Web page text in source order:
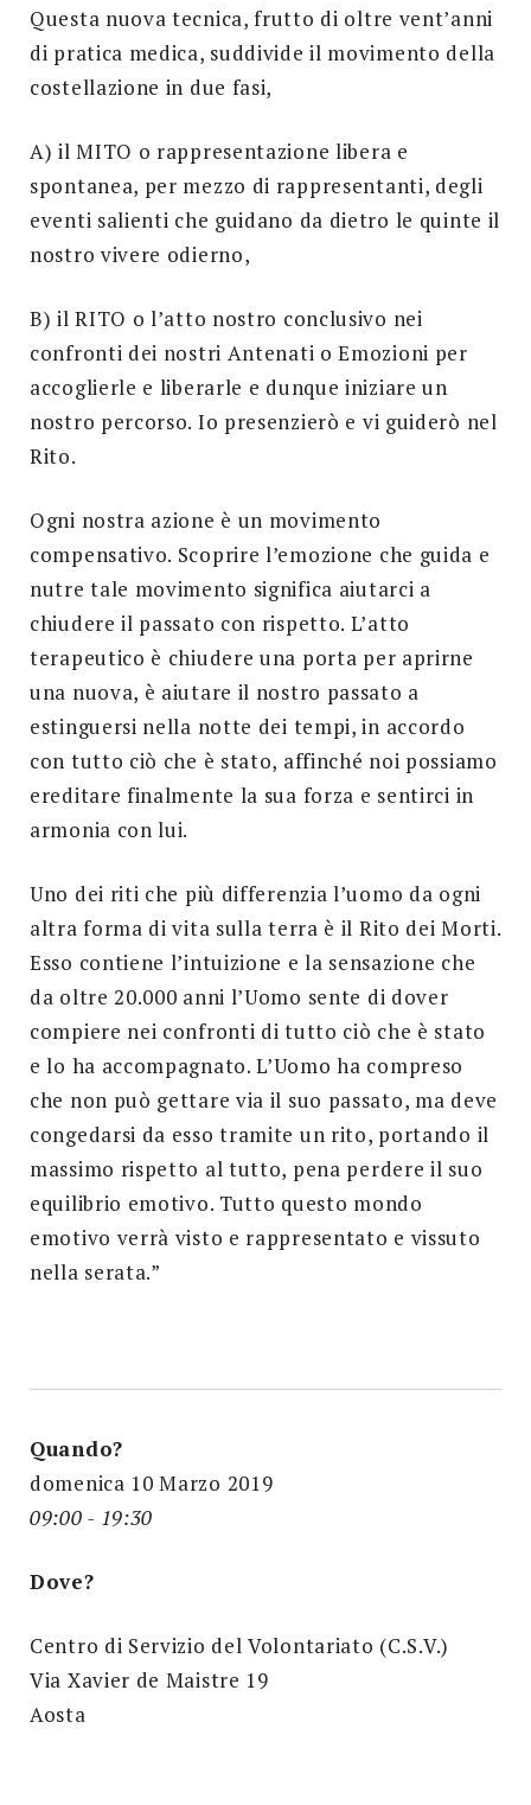
Questa nuova tecnica, frutto di oltre vent’anni
di pratica medica, suddivide il movimento della
costellazione in due fasi,
A) il MITO o rappresentazione libera e
spontanea, per mezzo di rappresentanti, degli
eventi salienti che guidano da dietro le quinte il
nostro vivere odierno,
B) il RITO o l’atto nostro conclusivo nei
confronti dei nostri Antenati o Emozioni per
accoglierle e liberarle e dunque iniziare un
nostro percorso. Io presenzierò e vi guiderò nel
Rito.
Ogni nostra azione è un movimento
compensativo. Scoprire l’emozione che guida e
nutre tale movimento significa aiutarci a
chiudere il passato con rispetto. L’atto
terapeutico è chiudere una porta per aprirne
una nuova, è aiutare il nostro passato a
estinguersi nella notte dei tempi, in accordo
con tutto ciò che è stato, affinché noi possiamo
ereditare finalmente la sua forza e sentirci in
armonia con lui.
Uno dei riti che più differenzia l’uomo da ogni
altra forma di vita sulla terra è il Rito dei Morti.
Esso contiene l’intuizione e la sensazione che
da oltre 20.000 anni l’Uomo sente di dover
compiere nei confronti di tutto ciò che è stato
e lo ha accompagnato. L’Uomo ha compreso
che non può gettare via il suo passato, ma deve
congedarsi da esso tramite un rito, portando il
massimo rispetto al tutto, pena perdere il suo
equilibrio emotivo. Tutto questo mondo
emotivo verrà visto e rappresentato e vissuto
nella serata.”
Quando?
domenica 10 Marzo 2019
09:00 - 19:30
Dove?
Centro di Servizio del Volontariato (C.S.V.)
Via Xavier de Maistre 19
Aosta